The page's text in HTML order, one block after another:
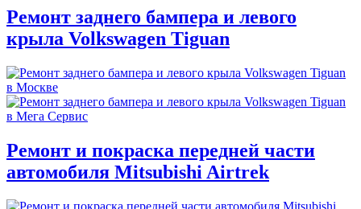
Ремонт заднего бампера и левого
крыла Volkswagen Tiguan
Ремонт и покраска передней части
автомобиля Mitsubishi Airtrek